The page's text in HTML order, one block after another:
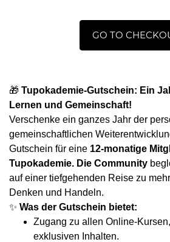
GO TO
🎁 Tupokademie-Gutschein: Ein
Lernen und Gemeinschaft!
Verschenke ein ganzes Jahr der
gemeinschaftlichen
Gutschein für eine 12-monatige
Tupokademie. Die Community
auf einer tiefgehenden Reise zu
Denken und Handeln.
✨ Was der Gutschein bietet:
Zugang zu allen Online-
exklusiven Inhalten.